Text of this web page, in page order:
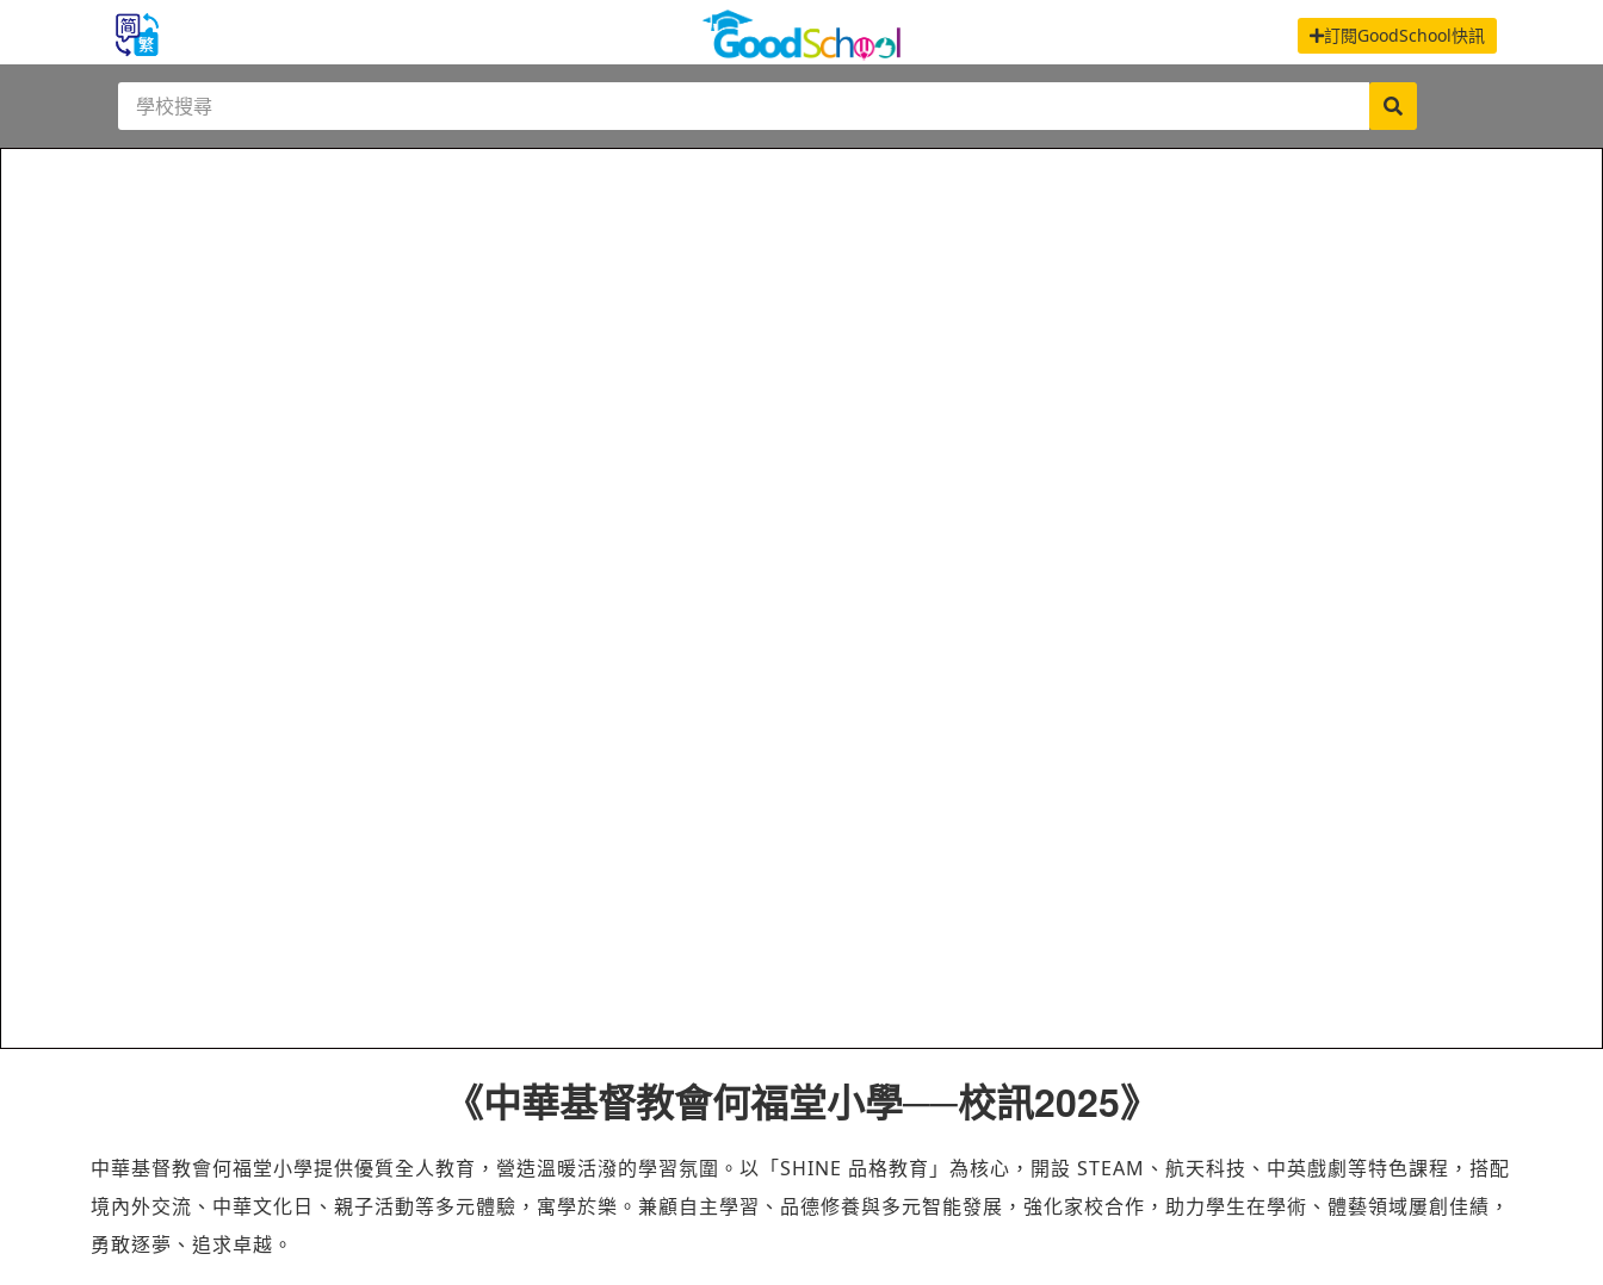
訂閱GoodSchool快訊
《中華基督教會何福堂小學──校訊2025》
中華基督教會何福堂小學提供優質全人教育，營造溫暖活潑的學習氛圍。以「SHINE 品格教育」為核心，開設 STEAM、航天科技、中英戲劇等特色課程，搭配
境內外交流、中華文化日、親子活動等多元體驗，寓學於樂。兼顧自主學習、品德修養與多元智能發展，強化家校合作，助力學生在學術、體藝領域屢創佳績，
勇敢逐夢、追求卓越。